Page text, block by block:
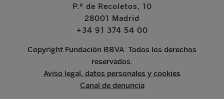
P.º de Recoletos, 10
28001 Madrid
+34 91 374 54 00
Copyright Fundación BBVA. Todos los derechos
reservados.
Aviso legal, datos personales y cookies
Canal de denuncia